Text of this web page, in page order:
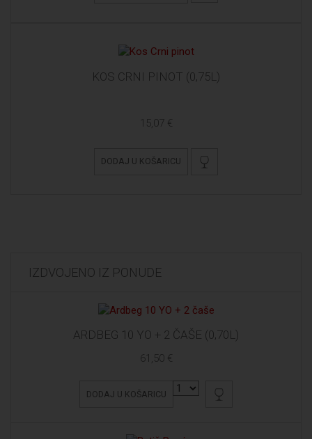
KOS CRNI PINOT (0,75L)
15,07 €
DODAJ U KOŠARICU
IZDVOJENO IZ PONUDE
ARDBEG 10 YO + 2 ČAŠE (0,70L)
61,50 €
DODAJ U KOŠARICU